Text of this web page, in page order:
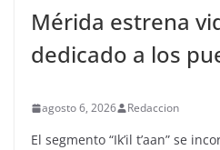
Mérida estrena
dedicado a los
agosto 6, 2026 Redaccion
El segmento “Ik’il t’aan” se